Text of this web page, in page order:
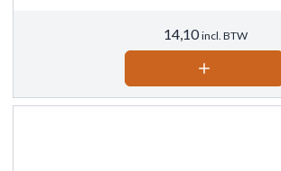
14,10 incl. BTW